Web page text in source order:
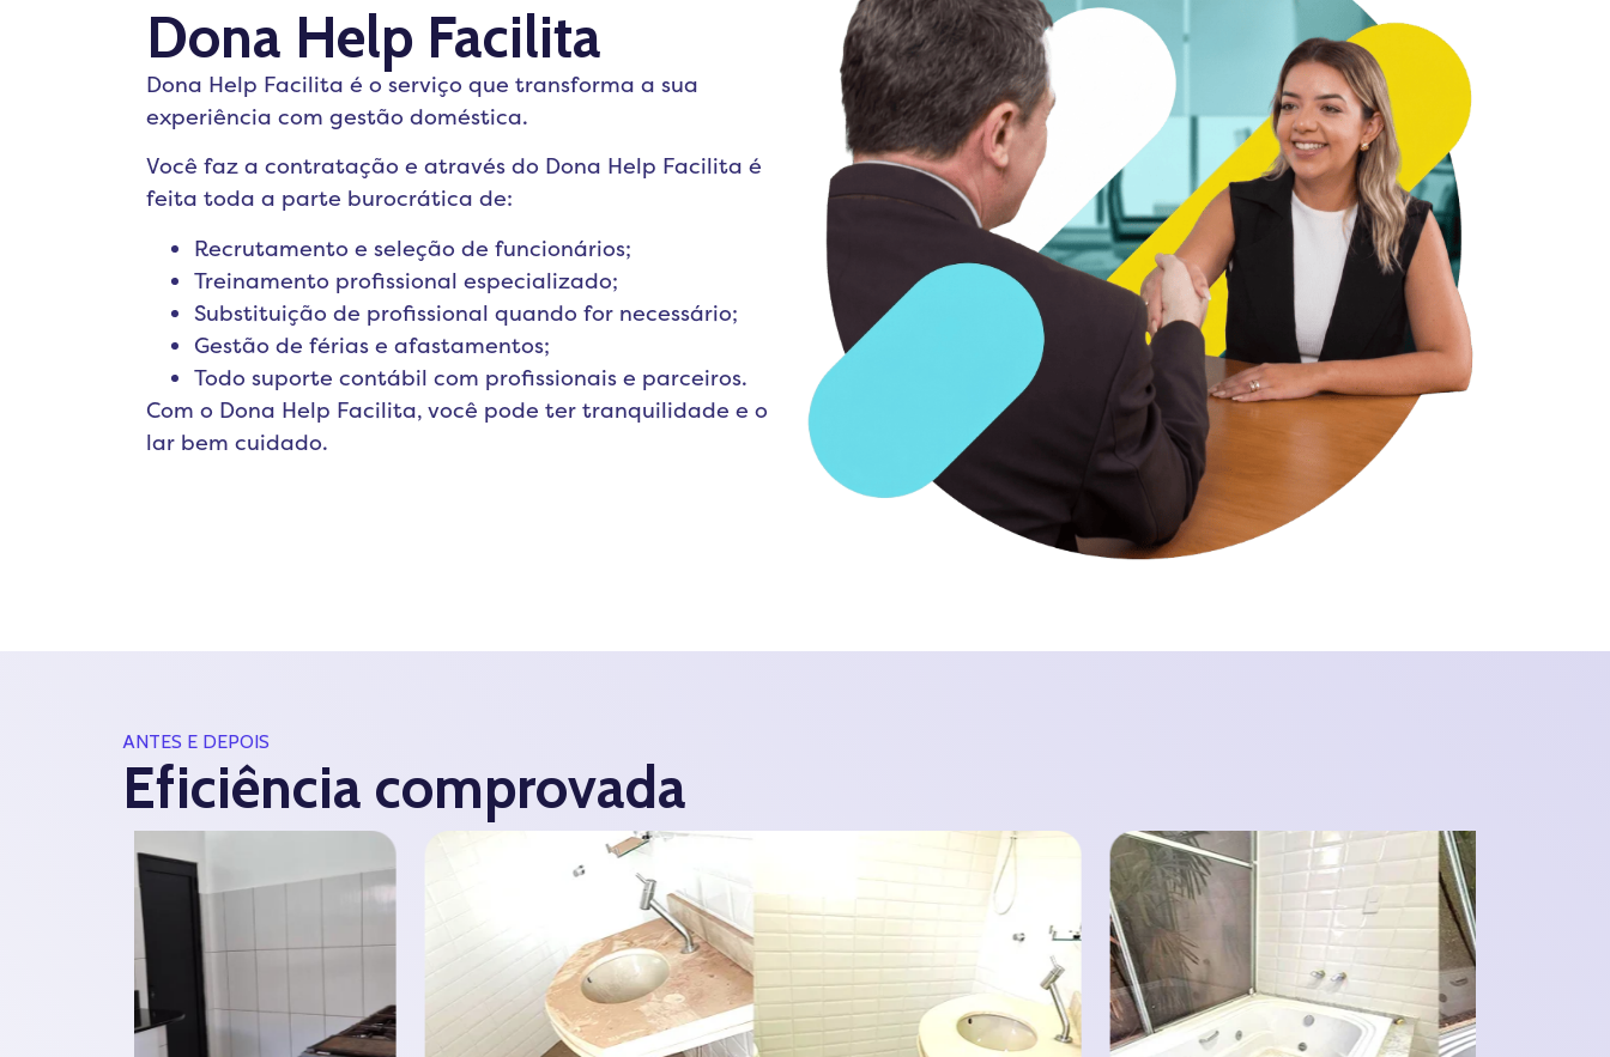
Dona Help Facilita
Dona Help Facilita é o serviço que transforma a sua
experiência com gestão doméstica.
Você faz a contratação e através do Dona Help Facilita é
feita toda a parte burocrática de:
Recrutamento e seleção de funcionários;
Treinamento profissional especializado;
Substituição de profissional quando for necessário;
Gestão de férias e afastamentos;
Todo suporte contábil com profissionais e parceiros.
Com o Dona Help Facilita, você pode ter tranquilidade e o
lar bem cuidado.
ANTES E DEPOIS
Eficiência comprovada